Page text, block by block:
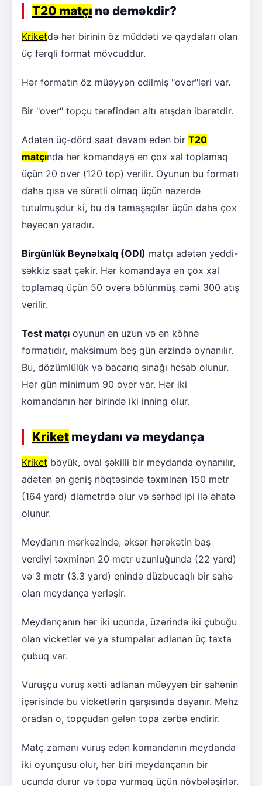
T20 matçı nə deməkdir?
Kriketdə hər birinin öz müddəti və qaydaları olan
üç fərqli format mövcuddur.
Hər formatın öz müəyyən edilmiş "over"ləri var.
Bir "over" topçu tərəfindən altı atışdan ibarətdir.
Adətən üç-dörd saat davam edən bir T20
matçında hər komandaya ən çox xal toplamaq
üçün 20 over (120 top) verilir. Oyunun bu formatı
daha qısa və sürətli olmaq üçün nəzərdə
tutulmuşdur ki, bu da tamaşaçılar üçün daha çox
həyəcan yaradır.
Birgünlük Beynəlxalq (ODI) matçı adətən yeddi-
səkkiz saat çəkir. Hər komandaya ən çox xal
toplamaq üçün 50 overə bölünmüş cəmi 300 atış
verilir.
Test matçı oyunun ən uzun və ən köhnə
formatıdır, maksimum beş gün ərzində oynanılır.
Bu, dözümlülük və bacarıq sınağı hesab olunur.
Hər gün minimum 90 over var. Hər iki
komandanın hər birində iki inning olur.
Kriket meydanı və meydança
Kriket böyük, oval şəkilli bir meydanda oynanılır,
adətən ən geniş nöqtəsində təxminən 150 metr
(164 yard) diametrdə olur və sərhəd ipi ilə əhatə
olunur.
Meydanın mərkəzində, əksər hərəkətin baş
verdiyi təxminən 20 metr uzunluğunda (22 yard)
və 3 metr (3.3 yard) enində düzbucaqlı bir sahə
olan meydança yerləşir.
Meydançanın hər iki ucunda, üzərində iki çubuğu
olan vicketlər və ya stumpalar adlanan üç taxta
çubuq var.
Vuruşçu vuruş xətti adlanan müəyyən bir sahənin
içərisində bu vicketlərin qarşısında dayanır. Məhz
oradan o, topçudan gələn topa zərbə endirir.
Matç zamanı vuruş edən komandanın meydanda
iki oyunçusu olur, hər biri meydançanın bir
ucunda durur və topa vurmaq üçün növbələşirlər.